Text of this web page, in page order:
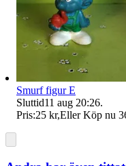
Smurf figur E
Sluttid11 aug 20:26.
Pris:25 kr,Eller Köp nu